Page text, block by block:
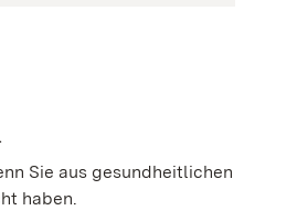
Sie aus gesundheitlichen
haben.